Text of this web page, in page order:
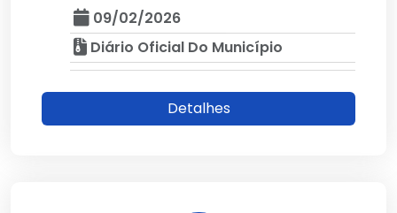
09/02/2026
Diário Oficial Do Município
Detalhes